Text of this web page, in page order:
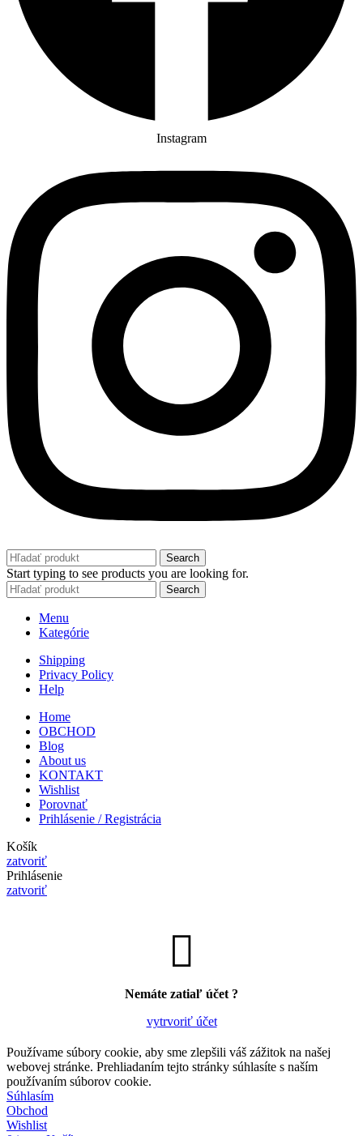
Instagram
Search
Start typing to see products you are looking for.
Search
Menu
Kategórie
Shipping
Privacy Policy
Help
Home
OBCHOD
Blog
About us
KONTAKT
Wishlist
Porovnať
Prihlásenie / Registrácia
Košík
zatvoriť
Prihlásenie
zatvoriť
Nemáte zatiaľ účet ?
vytrvoriť účet
Používame súbory cookie, aby sme zlepšili váš zážitok na našej
webovej stránke. Prehliadaním tejto stránky súhlasíte s naším
používaním súborov cookie.
Súhlasím
Obchod
Wishlist